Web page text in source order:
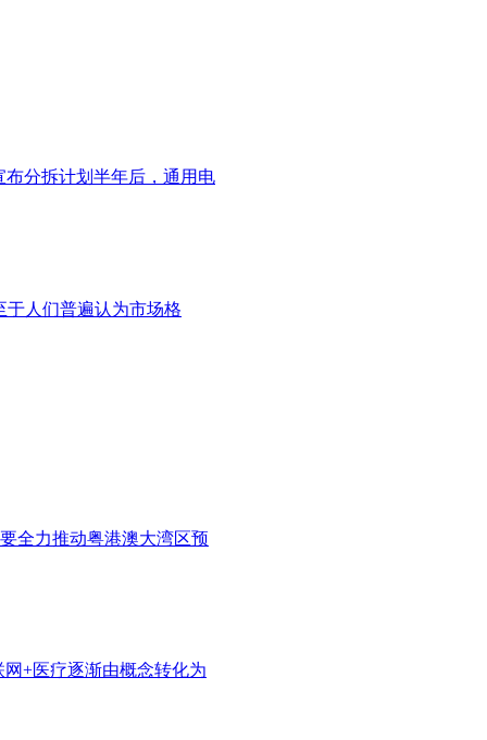
分拆计划半年后，通用电
于人们普遍认为市场格
全力推动粤港澳大湾区预
+医疗逐渐由概念转化为